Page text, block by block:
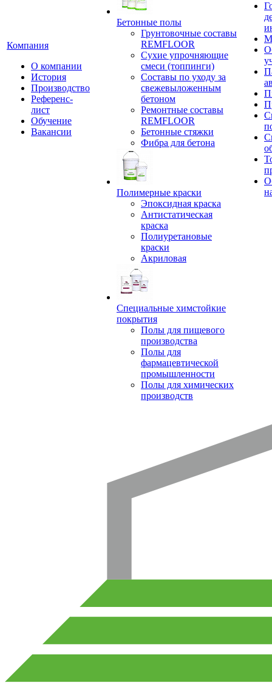
Компания
О компании
История
Производство
Референс-
лист
Обучение
Вакансии
Бетонные полы
Грунтовочные составы
REMFLOOR
Сухие упрочняющие
смеси (топпинги)
Составы по уходу за
свежевыложенным
бетоном
Ремонтные составы
REMFLOOR
Бетонные стяжки
Фибра для бетона
Полимерные краски
Эпоксидная краска
Антистатическая
краска
Полиуретановые
краски
Акриловая
Специальные химстойкие
покрытия
Полы для пищевого
производства
Полы для
фармацевтической
промышленности
Полы для химических
производств